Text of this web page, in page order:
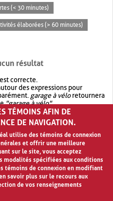
(< 30 minutes)
élaborées (> 60 minutes)
résultat
correcte.
des expressions pour
garage à véloretournera
"garage à vélo".
avec OR.garage OR vélo
résultat quegarage à vélo
TÉMOINS AFIN DE
DE NAVIGATION.
utilise des témoins de connexion
et offrir une meilleure
sur le site, vous acceptez
modalités spécifiées aux conditions
témoins de connexion en modifiant
savoir plus sur le recours aux
de vos renseignements